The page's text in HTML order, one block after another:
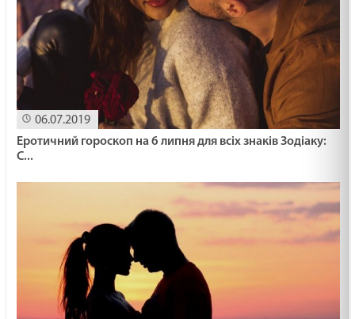
06.07.2019
Еротичний гороскоп на 6 липня для всіх знаків Зодіаку:
С...